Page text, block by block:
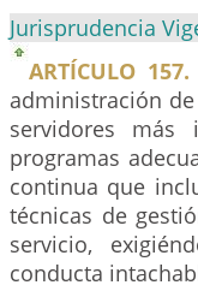
Jurisprudencia
ARTÍCULO
administración
servidores más
programas
continua que
técnicas de
servicio,
conducta